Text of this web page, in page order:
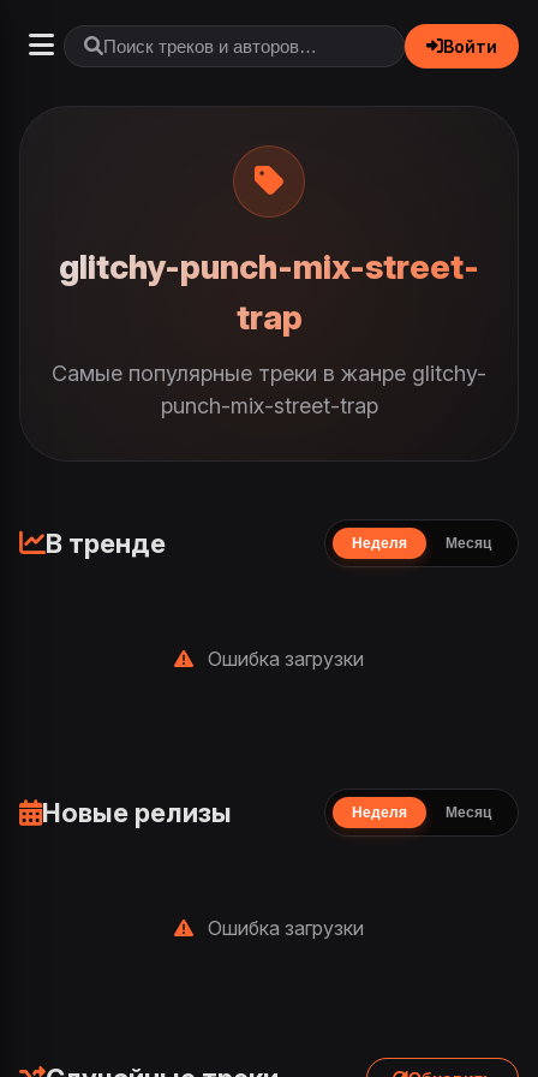
Войти
glitchy-punch-mix-street-
trap
Самые популярные треки в жанре glitchy-
punch-mix-street-trap
В тренде Неделя Месяц
Ошибка загрузки
Новые релизы Неделя Месяц
Ошибка загрузки